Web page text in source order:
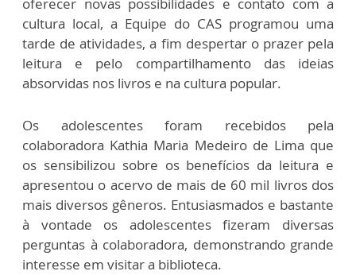
oferecer novas possibilidades e contato com a
cultura local, a Equipe do CAS programou uma
tarde de atividades, a fim despertar o prazer pela
leitura e pelo compartilhamento das ideias
absorvidas nos livros e na cultura popular.
Os adolescentes foram recebidos pela
colaboradora Kathia Maria Medeiro de Lima que
os sensibilizou sobre os benefícios da leitura e
apresentou o acervo de mais de 60 mil livros dos
mais diversos gêneros. Entusiasmados e bastante
à vontade os adolescentes fizeram diversas
perguntas à colaboradora, demonstrando grande
interesse em visitar a biblioteca.